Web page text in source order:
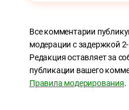
Все комментарии
модерации с задержкой
Редакция оставляет за
публикации вашего
Правила модерирования.